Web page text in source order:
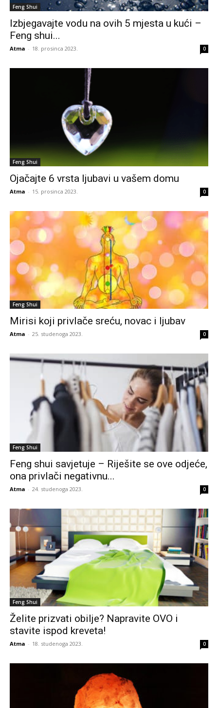
Feng Shui
Izbjegavajte vodu na ovih 5 mjesta u kući –
Feng shui...
Atma - 18. prosinca 2023. 0
Feng Shui
Ojačajte 6 vrsta ljubavi u vašem domu
Atma - 15. prosinca 2023. 0
Feng Shui
Mirisi koji privlače sreću, novac i ljubav
Atma - 25. studenoga 2023. 0
Feng Shui
Feng shui savjetuje – Riješite se ove odjeće,
ona privlači negativnu...
Atma - 24. studenoga 2023. 0
Feng Shui
Želite prizvati obilje? Napravite OVO i
stavite ispod kreveta!
Atma - 18. studenoga 2023. 0